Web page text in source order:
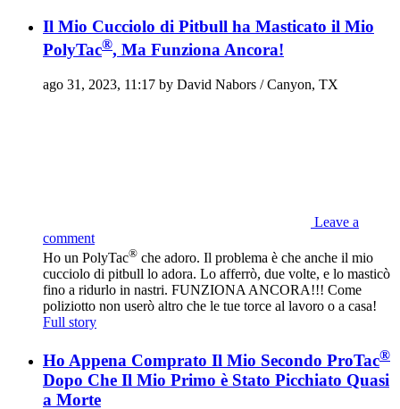
Il Mio Cucciolo di Pitbull ha Masticato il Mio
PolyTac®, Ma Funziona Ancora!
ago 31, 2023, 11:17 by David Nabors / Canyon, TX
Leave a
comment
Ho un PolyTac® che adoro. Il problema è che anche il mio
cucciolo di pitbull lo adora. Lo afferrò, due volte, e lo masticò
fino a ridurlo in nastri. FUNZIONA ANCORA!!! Come
poliziotto non userò altro che le tue torce al lavoro o a casa!
Full story
Ho Appena Comprato Il Mio Secondo ProTac®
Dopo Che Il Mio Primo è Stato Picchiato Quasi
a Morte